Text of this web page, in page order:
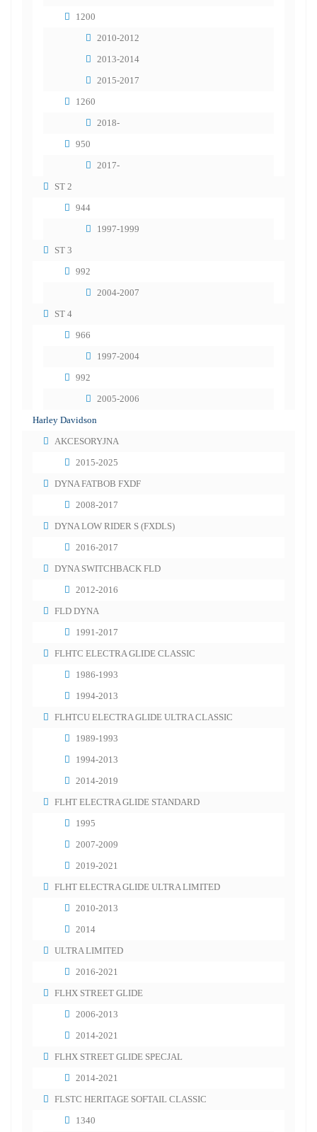
1200
2010-2012
2013-2014
2015-2017
1260
2018-
950
2017-
ST 2
944
1997-1999
ST 3
992
2004-2007
ST 4
966
1997-2004
992
2005-2006
Harley Davidson
AKCESORYJNA
2015-2025
DYNA FATBOB FXDF
2008-2017
DYNA LOW RIDER S (FXDLS)
2016-2017
DYNA SWITCHBACK FLD
2012-2016
FLD DYNA
1991-2017
FLHTC ELECTRA GLIDE CLASSIC
1986-1993
1994-2013
FLHTCU ELECTRA GLIDE ULTRA CLASSIC
1989-1993
1994-2013
2014-2019
FLHT ELECTRA GLIDE STANDARD
1995
2007-2009
2019-2021
FLHT ELECTRA GLIDE ULTRA LIMITED
2010-2013
2014
ULTRA LIMITED
2016-2021
FLHX STREET GLIDE
2006-2013
2014-2021
FLHX STREET GLIDE SPECJAL
2014-2021
FLSTC HERITAGE SOFTAIL CLASSIC
1340